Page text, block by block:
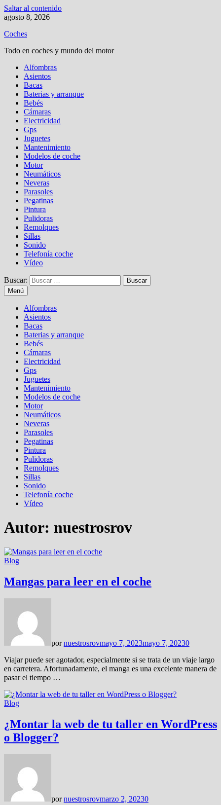
Saltar al contenido
agosto 8, 2026
Coches
Todo en coches y mundo del motor
Alfombras
Asientos
Bacas
Baterias y arranque
Bebés
Cámaras
Electricidad
Gps
Juguetes
Mantenimiento
Modelos de coche
Motor
Neumáticos
Neveras
Parasoles
Pegatinas
Pintura
Pulidoras
Remolques
Sillas
Sonido
Telefonía coche
Vídeo
Buscar:
Menú
Alfombras
Asientos
Bacas
Baterias y arranque
Bebés
Cámaras
Electricidad
Gps
Juguetes
Mantenimiento
Modelos de coche
Motor
Neumáticos
Neveras
Parasoles
Pegatinas
Pintura
Pulidoras
Remolques
Sillas
Sonido
Telefonía coche
Vídeo
Autor: nuestrosrov
Blog
Mangas para leer en el coche
pornuestrosrovmayo 7, 2023mayo 7, 20230
Viajar puede ser agotador, especialmente si se trata de un viaje largo
en carretera. Afortunadamente, el manga es una excelente manera de
pasar el tiempo …
Blog
¿Montar la web de tu taller en WordPress
o Blogger?
pornuestrosrovmarzo 2, 20230